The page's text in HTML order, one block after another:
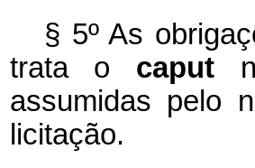
§ 5º As
trata o caput
assumidas pelo
licitação.